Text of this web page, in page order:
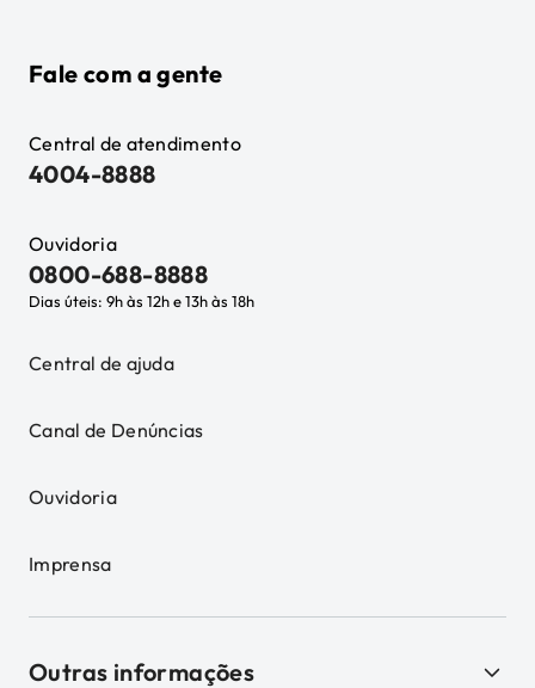
Fale com a gente
Central de atendimento
4004-8888
Ouvidoria
0800-688-8888
Dias úteis: 9h às 12h e 13h às 18h
Central de ajuda
Canal de Denúncias
Ouvidoria
Imprensa
Outras informações